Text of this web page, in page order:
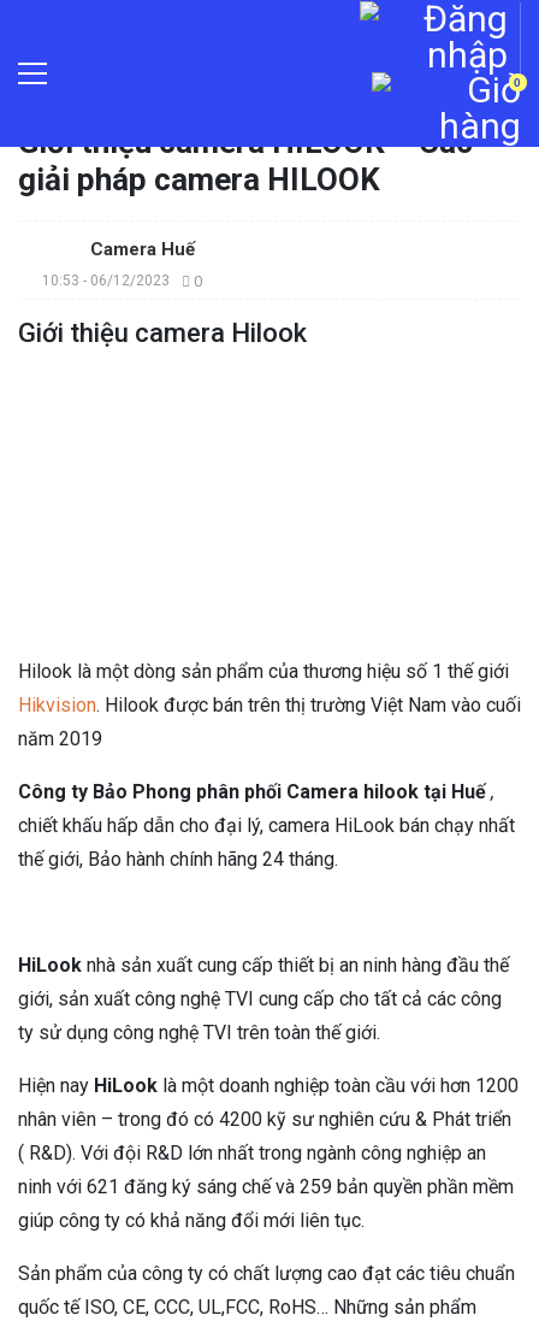
0
Giới thiệu camera HILOOK – Các
giải pháp camera HILOOK
Camera Huế
10:53 - 06/12/2023 0
Giới thiệu camera Hilook
Hilook là một dòng sản phẩm của thương hiệu số 1 thế giới
Hikvision. Hilook được bán trên thị trường Việt Nam vào cuối
năm 2019
Công ty Bảo Phong phân phối Camera hilook tại Huế,
chiết khấu hấp dẫn cho đại lý, camera HiLook bán chạy nhất
thế giới, Bảo hành chính hãng 24 tháng.
HiLook nhà sản xuất cung cấp thiết bị an ninh hàng đầu thế
giới, sản xuất công nghệ TVI cung cấp cho tất cả các công
ty sử dụng công nghệ TVI trên toàn thế giới.
Hiện nay HiLook là một doanh nghiệp toàn cầu với hơn 1200
nhân viên – trong đó có 4200 kỹ sư nghiên cứu & Phát triển
( R&D). Với đội R&D lớn nhất trong ngành công nghiệp an
ninh với 621 đăng ký sáng chế và 259 bản quyền phần mềm
giúp công ty có khả năng đổi mới liên tục.
Sản phẩm của công ty có chất lượng cao đạt các tiêu chuẩn
quốc tế ISO, CE, CCC, UL,FCC, RoHS… Những sản phẩm